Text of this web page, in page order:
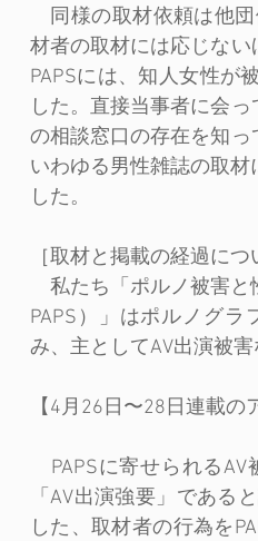
同様の取材依頼は他団
材者の取材には応じな
PAPSには、知人女性が
した。直接当事者に会
の相談窓口の存在を知
いわゆる男性雑誌の取材
した。
［取材と掲載の経過につ
私たち「ポルノ被害と
PAPS）」はポルノグ
み、主としてAV出演被
【4月26日〜28日連載
PAPSに寄せられるAV
「AV出演強要」である
した、取材者の行為を